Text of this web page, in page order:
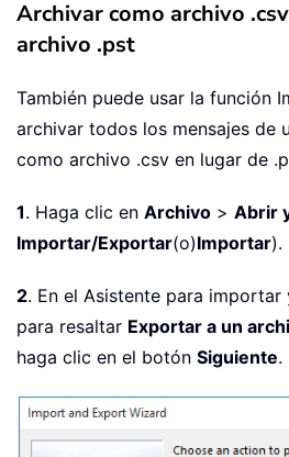
Archivar como archivo
archivo .pst
También puede usar la función
archivar todos los mensajes de
como archivo .csv en lugar de
1. Haga clic en Archivo > Abrir
Importar/Exportar(o)Importar).
2. En el Asistente para
para resaltar Exportar a un
haga clic en el botón Siguiente.